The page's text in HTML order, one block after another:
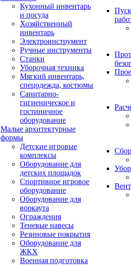
Кухонный инвентарь
и посуда
Хозяйственный
инвентарь
Электроинструмент
Ручные инструменты
Станки
Уборочная техника
Мягкий инвентарь,
спецодежда, костюмы
Санитарно-
гигиеническое и
гостиничное
оборудование
Малые архитектурные
формы
Детские игровые
комплексы
Оборудование для
детских площадок
Спортивное игровое
оборудование
Оборудование для
воркаута
Ограждения
Теневые навесы
Резиновые покрытия
Оборудование для
ЖКХ
Военная подготовка